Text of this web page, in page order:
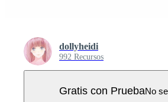
dollyheidi
992 Recursos
Gratis con PruebaNo